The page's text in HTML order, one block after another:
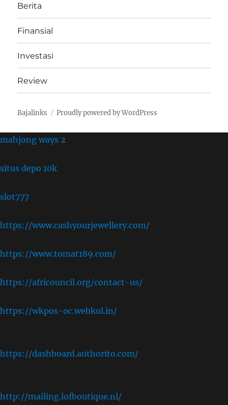
Berita
Finansial
Investasi
Review
Bajalinks Proudly powered by WordPress
mahjong ways 2
situs depo 10k
slot777
https://www.cashyourjewellery.com/
https://www.tomat189.com/
https://africouncil.org/contact-us/
https://wkpos-oc.webkul.in/
https://dashboard.authorito.com/
http://mailing.lofboutique.nl/